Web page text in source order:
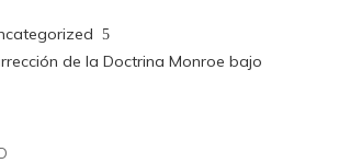
de la Doctrina Monroe bajo